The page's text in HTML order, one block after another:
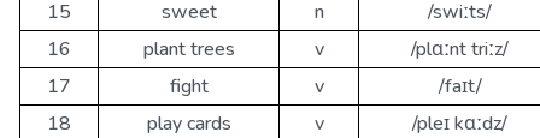
15
sweet n
/swiːts/
16
plant trees v
/plɑːnt triːz/
17
fight v
/faɪt/
18
play cards v
/pleɪ kɑːdz/